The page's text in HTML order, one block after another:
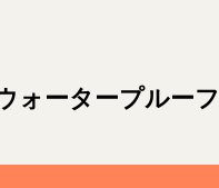
ォータープルーフ